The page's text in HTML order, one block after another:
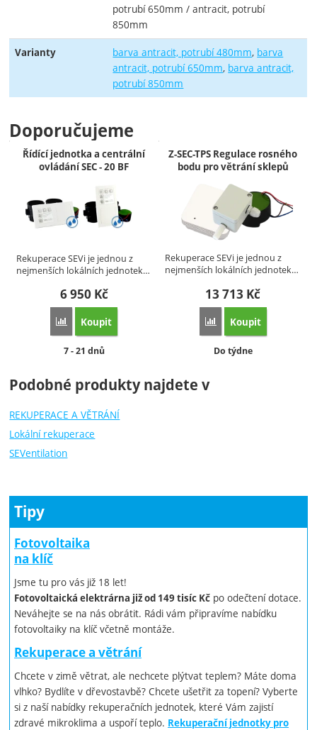
potrubí 650mm / antracit, potrubí
850mm
Varianty barva antracit, potrubí 480mm barva
antracit, potrubí 650mm barva antracit,
potrubí 850mm
Doporučujeme
Řídící jednotka a centrální
ovládání SEC - 20 BF
Rekuperace SEVi je jednou z
nejmenších lokálních jednotek…
6 950 Kč
Porovnat
Koupit
Dostupnost:
7 - 21 dnů
Z-SEC-TPS Regulace rosného
bodu pro větrání sklepů
Rekuperace SEVi je jednou z
nejmenších lokálních jednotek…
13 713 Kč
Porovnat
Koupit
Dostupnost:
Do týdne
Podobné produkty najdete v
REKUPERACE A VĚTRÁNÍ
Lokální rekuperace
SEVentilation
Tipy
Fotovoltaika
na klíč
Jsme tu pro vás již 18 let!
Fotovoltaická elektrárna již od 149 tisíc Kč po odečtení dotace.
Neváhejte se na nás obrátit. Rádi vám připravíme nabídku
fotovoltaiky na klíč včetně montáže.
Rekuperace a větrání
Chcete v zimě větrat, ale nechcete plýtvat teplem? Máte doma
vlhko? Bydlíte v dřevostavbě? Chcete ušetřit za topení? Vyberte
si z naší nabídky rekuperačních jednotek, které Vám zajistí
zdravé mikroklima a uspoří teplo. Rekuperační jednotky pro